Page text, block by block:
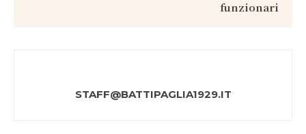
funzionari
STAFF@BATTIPAGLIA1929.IT